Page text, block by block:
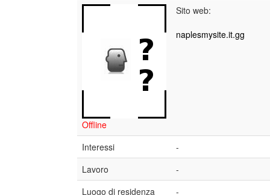
Offline
Sito web:
naplesmysite.it.gg
Interessi
-
Lavoro
-
Luogo di residenza
-